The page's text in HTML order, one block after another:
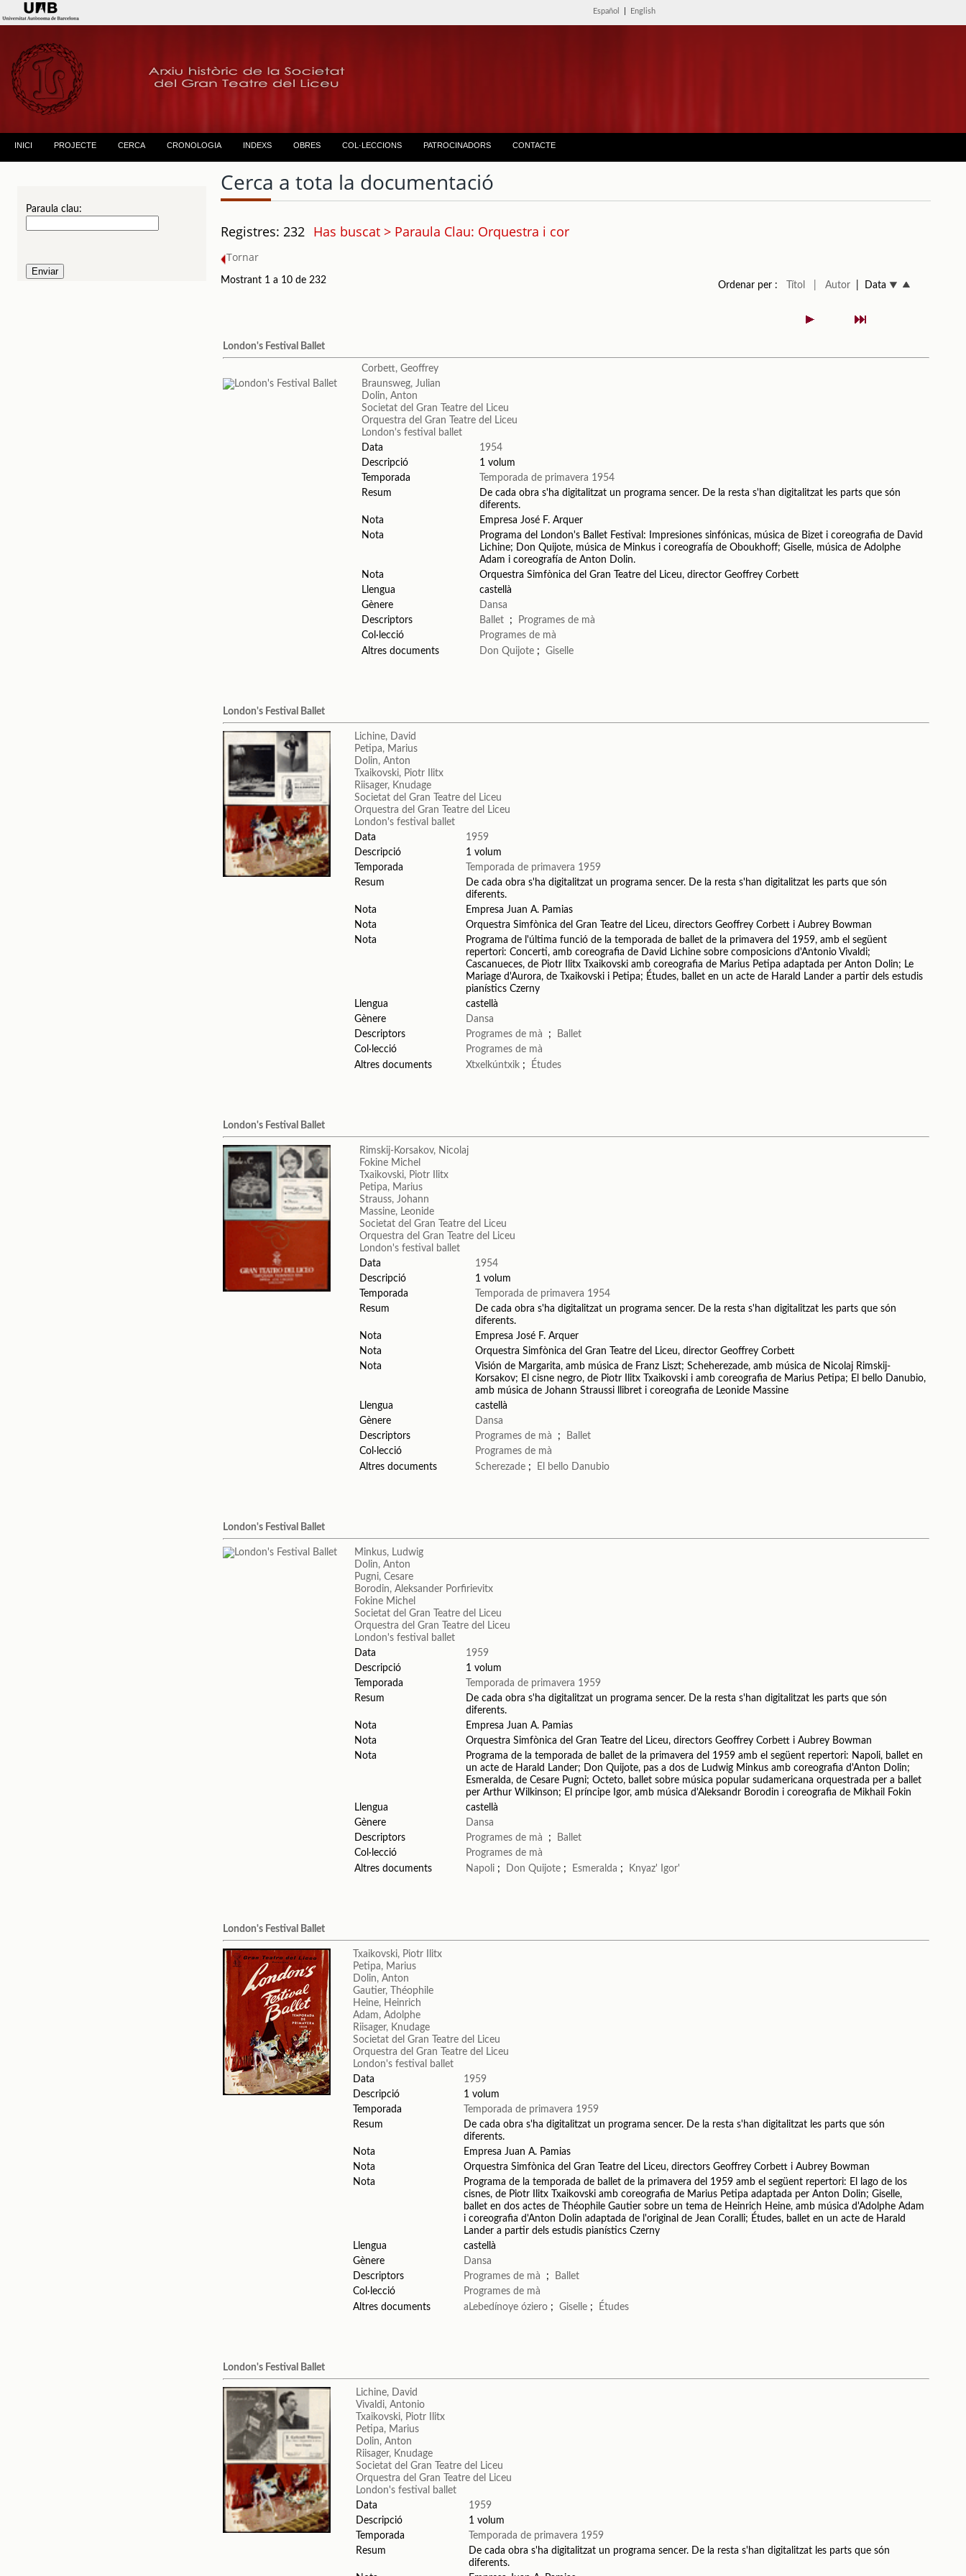
Español English
INICI PROJECTE CERCA CRONOLOGIA INDEXS OBRES COL·LECCIONS PATROCINADORS CONTACTE
Paraula clau:
Cerca a tota la documentació
Registres: 232 Has buscat > Paraula Clau: Orquestra i cor
Tornar
Mostrant 1 a 10 de 232 Ordenar per : Títol | Autor| Data
London's Festival Ballet
Corbett, Geoffrey
Braunsweg, Julian
Dolin, Anton
Societat del Gran Teatre del Liceu
Orquestra del Gran Teatre del Liceu
London's festival ballet
Data
1954
Descripció
1 volum
Temporada
Temporada de primavera 1954
Resum
De cada obra s'ha digitalitzat un programa sencer. De la resta s'han digitalitzat les parts que són
diferents.
Nota
Empresa José F. Arquer
Nota
Programa del London's Ballet Festival: Impresiones sinfónicas, música de Bizet i coreografia de David
Lichine; Don Quijote, música de Minkus i coreografía de Oboukhoff; Giselle, música de Adolphe
Adam i coreografía de Anton Dolin.
Nota
Orquestra Simfònica del Gran Teatre del Liceu, director Geoffrey Corbett
Llengua
castellà
Gènere
Dansa
Descriptors
Ballet ;
Programes de mà
Col·lecció
Programes de mà
Altres documents
Don Quijote ;Giselle
London's Festival Ballet
Lichine, David
Petipa, Marius
Dolin, Anton
Txaikovski, Piotr Ilitx
Riisager, Knudage
Societat del Gran Teatre del Liceu
Orquestra del Gran Teatre del Liceu
London's festival ballet
Data
1959
Descripció
1 volum
Temporada
Temporada de primavera 1959
Resum
De cada obra s'ha digitalitzat un programa sencer. De la resta s'han digitalitzat les parts que són
diferents.
Nota
Empresa Juan A. Pamias
Nota
Orquestra Simfònica del Gran Teatre del Liceu, directors Geoffrey Corbett i Aubrey Bowman
Nota
Programa de l'última funció de la temporada de ballet de la primavera del 1959, amb el següent
repertori: Concerti, amb coreografia de David Lichine sobre composicions d'Antonio Vivaldi;
Cascanueces, de Piotr Ilitx Txaikovski amb coreografia de Marius Petipa adaptada per Anton Dolin; Le
Mariage d'Aurora, de Txaikovski i Petipa; Études, ballet en un acte de Harald Lander a partir dels estudis
pianístics Czerny
Llengua
castellà
Gènere
Dansa
Descriptors
Programes de mà ;
Ballet
Col·lecció
Programes de mà
Altres documents
Xtxelkúntxik ; Études
London's Festival Ballet
Rimskij-Korsakov, Nicolaj
Fokine Michel
Txaikovski, Piotr Ilitx
Petipa, Marius
Strauss, Johann
Massine, Leonide
Societat del Gran Teatre del Liceu
Orquestra del Gran Teatre del Liceu
London's festival ballet
Data
1954
Descripció
1 volum
Temporada
Temporada de primavera 1954
Resum
De cada obra s'ha digitalitzat un programa sencer. De la resta s'han digitalitzat les parts que són
diferents.
Nota
Empresa José F. Arquer
Nota
Orquestra Simfònica del Gran Teatre del Liceu, director Geoffrey Corbett
Nota
Visión de Margarita, amb música de Franz Liszt; Scheherezade, amb música de Nicolaj Rimskij-
Korsakov; El cisne negro, de Piotr Ilitx Txaikovski i amb coreografia de Marius Petipa; El bello Danubio,
amb música de Johann Straussi llibret i coreografia de Leonide Massine
Llengua
castellà
Gènere
Dansa
Descriptors
Programes de mà ;
Ballet
Col·lecció
Programes de mà
Altres documents
Scherezade ; El bello Danubio
London's Festival Ballet
Minkus, Ludwig
Dolin, Anton
Pugni, Cesare
Borodin, Aleksander Porfirievitx
Fokine Michel
Societat del Gran Teatre del Liceu
Orquestra del Gran Teatre del Liceu
London's festival ballet
Data
1959
Descripció
1 volum
Temporada
Temporada de primavera 1959
Resum
De cada obra s'ha digitalitzat un programa sencer. De la resta s'han digitalitzat les parts que són
diferents.
Nota
Empresa Juan A. Pamias
Nota
Orquestra Simfònica del Gran Teatre del Liceu, directors Geoffrey Corbett i Aubrey Bowman
Nota
Programa de la temporada de ballet de la primavera del 1959 amb el següent repertori: Napoli, ballet en
un acte de Harald Lander; Don Quijote, pas a dos de Ludwig Minkus amb coreografia d'Anton Dolin;
Esmeralda, de Cesare Pugni; Octeto, ballet sobre música popular sudamericana orquestrada per a ballet
per Arthur Wilkinson; El príncipe Igor, amb música d'Aleksandr Borodin i coreografia de Mikhail Fokin
Llengua
castellà
Gènere
Dansa
Descriptors
Programes de mà ;
Ballet
Col·lecció
Programes de mà
Altres documents
Napoli ; Don Quijote ; Esmeralda ; Knyaz' Igor'
London's Festival Ballet
Txaikovski, Piotr Ilitx
Petipa, Marius
Dolin, Anton
Gautier, Théophile
Heine, Heinrich
Adam, Adolphe
Riisager, Knudage
Societat del Gran Teatre del Liceu
Orquestra del Gran Teatre del Liceu
London's festival ballet
Data
1959
Descripció
1 volum
Temporada
Temporada de primavera 1959
Resum
De cada obra s'ha digitalitzat un programa sencer. De la resta s'han digitalitzat les parts que són
diferents.
Nota
Empresa Juan A. Pamias
Nota
Orquestra Simfònica del Gran Teatre del Liceu, directors Geoffrey Corbett i Aubrey Bowman
Nota
Programa de la temporada de ballet de la primavera del 1959 amb el següent repertori: El lago de los
cisnes, de Piotr Ilitx Txaikovski amb coreografia de Marius Petipa adaptada per Anton Dolin; Giselle,
ballet en dos actes de Théophile Gautier sobre un tema de Heinrich Heine, amb música d'Adolphe Adam
i coreografia d'Anton Dolin adaptada de l'original de Jean Coralli; Études, ballet en un acte de Harald
Lander a partir dels estudis pianístics Czerny
Llengua
castellà
Gènere
Dansa
Descriptors
Programes de mà ;
Ballet
Col·lecció
Programes de mà
Altres documents
aLebedínoye óziero ;Giselle ; Études
London's Festival Ballet
Lichine, David
Vivaldi, Antonio
Txaikovski, Piotr Ilitx
Petipa, Marius
Dolin, Anton
Riisager, Knudage
Societat del Gran Teatre del Liceu
Orquestra del Gran Teatre del Liceu
London's festival ballet
Data
1959
Descripció
1 volum
Temporada
Temporada de primavera 1959
Resum
De cada obra s'ha digitalitzat un programa sencer. De la resta s'han digitalitzat les parts que són
diferents.